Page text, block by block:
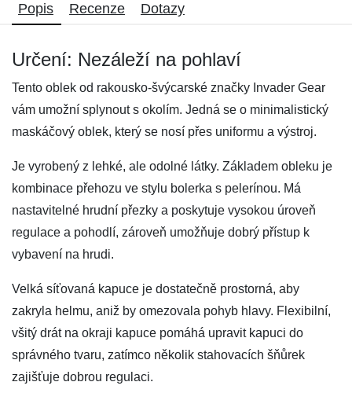
Popis Recenze Dotazy
Určení: Nezáleží na pohlaví
Tento oblek od rakousko-švýcarské značky Invader Gear
vám umožní splynout s okolím. Jedná se o minimalistický
maskáčový oblek, který se nosí přes uniformu a výstroj.
Je vyrobený z lehké, ale odolné látky. Základem obleku je
kombinace přehozu ve stylu bolerka s pelerínou. Má
nastavitelné hrudní přezky a poskytuje vysokou úroveň
regulace a pohodlí, zároveň umožňuje dobrý přístup k
vybavení na hrudi.
Velká síťovaná kapuce je dostatečně prostorná, aby
zakryla helmu, aniž by omezovala pohyb hlavy. Flexibilní,
všitý drát na okraji kapuce pomáhá upravit kapuci do
správného tvaru, zatímco několik stahovacích šňůrek
zajišťuje dobrou regulaci.